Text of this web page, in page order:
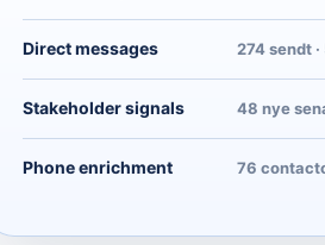
Direct messages 274 sendt ·
Stakeholder signals 48 nye
Phone enrichment 76